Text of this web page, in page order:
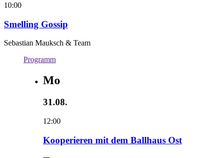
10:00
Smelling Gossip
Sebastian Mauksch & Team
Programm
Mo
31.08.
12:00
Kooperieren mit dem Ballhaus Ost